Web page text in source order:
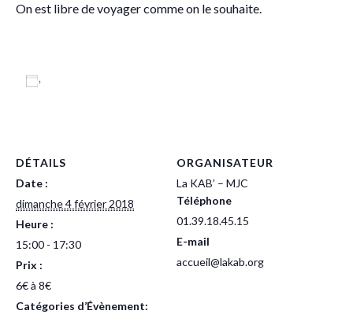
On est libre de voyager comme on le souhaite.
DÉTAILS
Date :
dimanche 4 février 2018
Heure :
15:00 - 17:30
Prix :
6€ à 8€
Catégories d’Évènement:
ORGANISATEUR
La KAB’ – MJC
Téléphone
01.39.18.45.15
E-mail
accueil@lakab.org